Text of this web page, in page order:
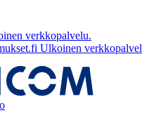
verkkopalvelu.
Ulkoinen